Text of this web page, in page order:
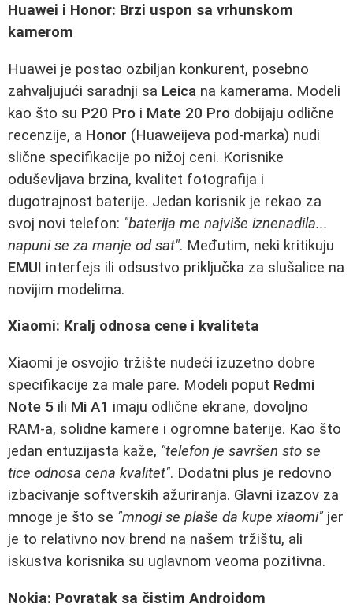
Huawei i Honor: Brzi uspon sa vrhunskom
kamerom
Huawei je postao ozbiljan konkurent, posebno
zahvaljujući saradnji sa Leica na kamerama. Modeli
kao što su P20 Pro i Mate 20 Pro dobijaju odlične
recenzije, a Honor (Huaweijeva pod-marka) nudi
slične specifikacije po nižoj ceni. Korisnike
oduševljava brzina, kvalitet fotografija i
dugotrajnost baterije. Jedan korisnik je rekao za
svoj novi telefon: "baterija me najviše iznenadila...
napuni se za manje od sat". Međutim, neki kritikuju
EMUI interfejs ili odsustvo priključka za slušalice na
novijim modelima.
Xiaomi: Kralj odnosa cene i kvaliteta
Xiaomi je osvojio tržište nudeći izuzetno dobre
specifikacije za male pare. Modeli poput Redmi
Note 5 ili Mi A1 imaju odlične ekrane, dovoljno
RAM-a, solidne kamere i ogromne baterije. Kao što
jedan entuzijasta kaže, "telefon je savršen sto se
tice odnosa cena kvalitet". Dodatni plus je redovno
izbacivanje softverskih ažuriranja. Glavni izazov za
mnoge je što se "mnogi se plaše da kupe xiaomi" jer
je to relativno nov brend na našem tržištu, ali
iskustva korisnika su uglavnom veoma pozitivna.
Nokia: Povratak sa čistim Androidom